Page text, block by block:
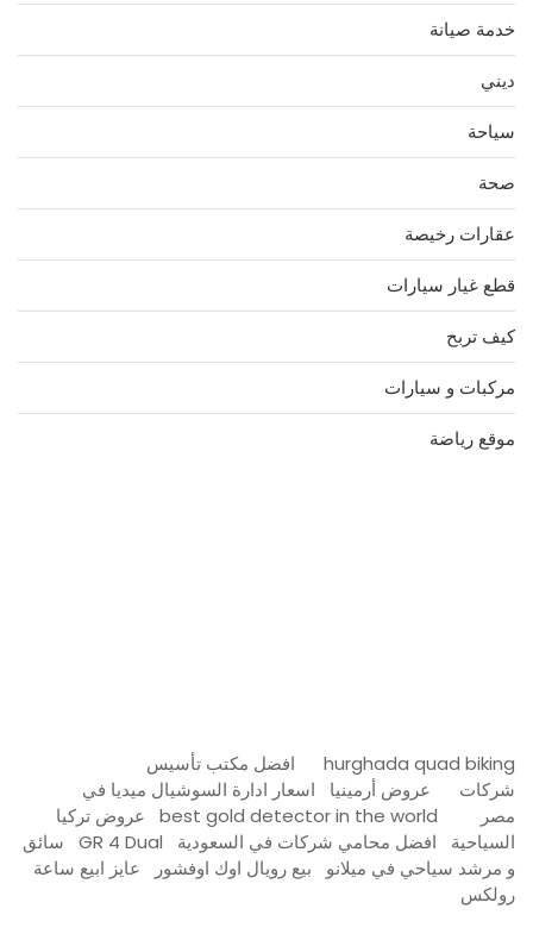
خدمة صيانة
ديني
سياحة
صحة
عقارات رخيصة
قطع غيار سيارات
كيف تربح
مركبات و سيارات
موقع رياضة
hurghada quad biking
افضل مكتب تأسيس
شركات
عروض أرمينيا
اسعار ادارة السوشيال ميديا في
مصر
best gold detector in the world
عروض تركيا
السياحية
افضل محامي شركات في السعودية GR 4 Dual
سائق
و مرشد سياحي في ميلانو
بيع رويال اوك اوفشور
عايز ابيع ساعة
رولكس